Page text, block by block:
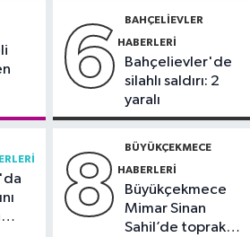
ve ağlara takılan karabatağı itfaiye
6 BAHÇELIEVLER
HABERLERI
Bahçelievler'de
silahlı saldırı: 2
yaralı
8 BÜYÜKÇEKMECE
HABERLERI
Büyükçekmece
Mimar Sinan
Sahil’de toprak